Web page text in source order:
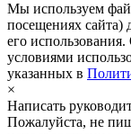
Мы используем
посещениях сайта)
его
условиями
указанных в
×
Написать
Пожалуйста, не